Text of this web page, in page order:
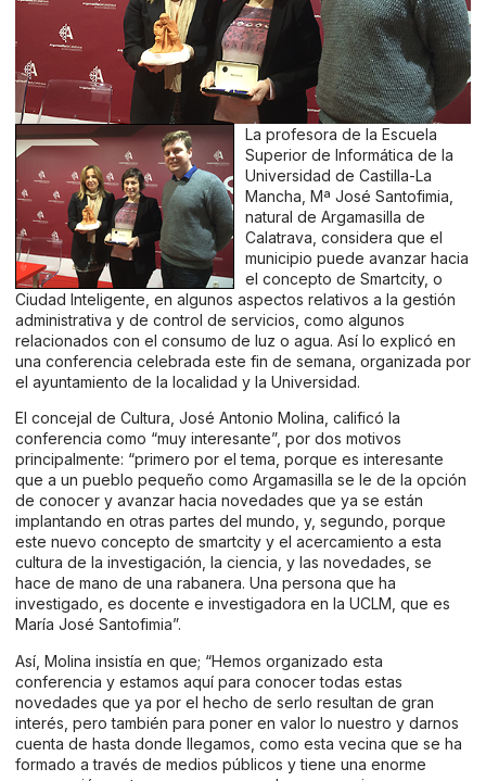
La profesora de la Escuela
Superior de Informática de la
Universidad de Castilla-La
Mancha, Mª José Santofimia,
natural de Argamasilla de
Calatrava, considera que el
municipio puede avanzar hacia
el concepto de Smartcity, o
Ciudad Inteligente, en algunos aspectos relativos a la gestión
administrativa y de control de servicios, como algunos
relacionados con el consumo de luz o agua. Así lo explicó en
una conferencia celebrada este fin de semana, organizada por
el ayuntamiento de la localidad y la Universidad.
El concejal de Cultura, José Antonio Molina, calificó la
conferencia como “muy interesante”, por dos motivos
principalmente: “primero por el tema, porque es interesante
que a un pueblo pequeño como Argamasilla se le de la opción
de conocer y avanzar hacia novedades que ya se están
implantando en otras partes del mundo, y, segundo, porque
este nuevo concepto de smartcity y el acercamiento a esta
cultura de la investigación, la ciencia, y las novedades, se
hace de mano de una rabanera. Una persona que ha
investigado, es docente e investigadora en la UCLM, que es
María José Santofimia”.
Así, Molina insistía en que; “Hemos organizado esta
conferencia y estamos aquí para conocer todas estas
novedades que ya por el hecho de serlo resultan de gran
interés, pero también para poner en valor lo nuestro y darnos
cuenta de hasta donde llegamos, como esta vecina que se ha
formado a través de medios públicos y tiene una enorme